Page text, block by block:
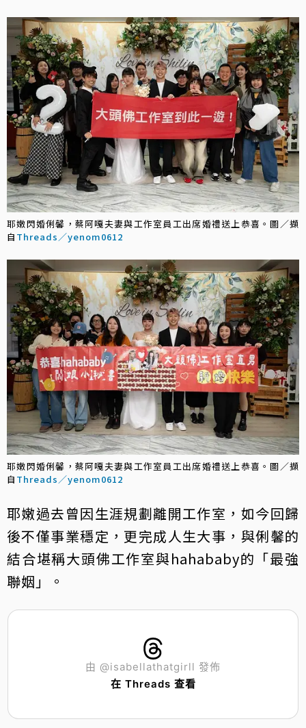
耶嫩閃婚俐馨，蔡阿嘎夫妻與工作室員工出席婚禮送上恭喜。圖／擷
自 Threads／yenom0612
耶嫩閃婚俐馨，蔡阿嘎夫妻與工作室員工出席婚禮送上恭喜。圖／擷
自 Threads／yenom0612
耶嫩過去曾因生涯規劃離開工作室，如今回歸
後不僅事業穩定，更完成人生大事，與俐馨的
結合堪稱大頭佛工作室與hahababy的「最強
聯姻」。
由 @isabellathatgirll 發佈
在 Threads 查看